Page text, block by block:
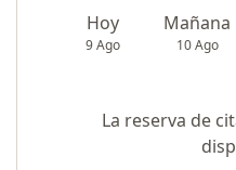
Hoy
9 Ago
Mañana
10 Ago
La reserva de